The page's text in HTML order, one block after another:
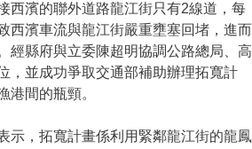
西濱的聯外道路龍江街只有2線道，每
西濱車流與龍江街嚴重壅塞回堵，進而
經縣府與立委陳超明協調公路總局、高
，並成功爭取交通部補助辦理拓寬計
港間的瓶頸。
示，拓寬計畫係利用緊鄰龍江街的龍鳳